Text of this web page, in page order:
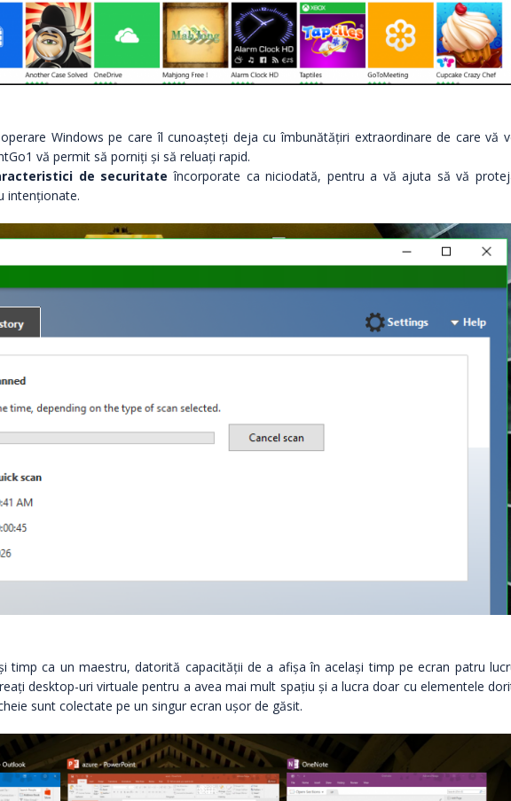
Windows pe care îl cunoașteți deja cu îmbunătățiri extraordinare de care vă
vă permit să porniți și să reluați rapid.
de securitate încorporate ca niciodată, pentru a vă ajuta să vă
intenționate.
timp ca un maestru, datorită capacității de a afișa în același timp pe ecran patru
desktop-uri virtuale pentru a avea mai mult spațiu și a lucra doar cu elementele
sunt colectate pe un singur ecran ușor de găsit.